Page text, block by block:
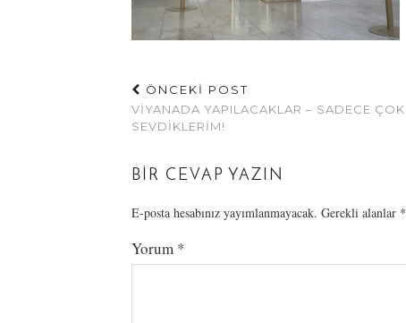
ÖNCEKİ POST
VIYANADA YAPILACAKLAR – SADECE ÇOK
SEVDIKLERIM!
BIR CEVAP YAZIN
E-posta hesabınız yayımlanmayacak. Gerekli alanlar *
Yorum *